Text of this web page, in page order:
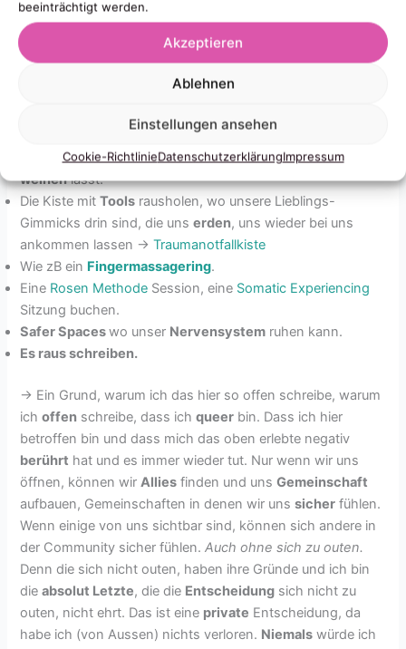
beeinträchtigt werden.
Akzeptieren
Ablehnen
Einstellungen ansehen
Cookie-RichtlinieDatenschutzerklärungImpressum
Etwas tun, was die eigenen
In denParkgehen.
An die frische
gucken.
hören, die einentanzenlässt, oder die einen
weinenlässt.
Die Kiste mitTools rausholen, wo unsere Lieblings-
Gimmicks drin sind, die unserden, uns wieder bei uns
ankommen lassen ->Traumanotfallkiste
Wie zB ein Fingermassagering.
Eine Rosen Methode Session, eine Somatic Experiencing
Sitzung buchen.
Safer Spaceswo unser Nervensystem ruhen kann.
Es raus schreiben.
-> Ein Grund, warum ich das hier so offen schreibe, warum
ichoffen schreibe, dass ichqueer bin. Dass ich hier
betroffen bin und dass mich das oben erlebte negativ
berührt hat und es immer wieder tut. Nur wenn wir uns
öffnen, können wirAllies finden und unsGemeinschaft
aufbauen, Gemeinschaften in denen wir unssicher fühlen.
Wenn einige von uns sichtbar sind, können sich andere in
der Community sicher fühlen.Auch ohne sich zu outen.
Denn die sich nicht outen, haben ihre Gründe und ich bin
dieabsolut Letzte, die die Entscheidung sich nicht zu
outen, nicht ehrt. Das ist eine private Entscheidung, da
habe ich (von Aussen) nichts verloren. Niemals würde ich